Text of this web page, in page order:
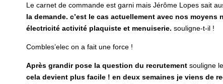
Le carnet de commande est garni mais Jérôme Lopes sait
la demande. c’est le cas actuellement avec nos
électricité activité plaquiste et menuiserie. souligne-t-il !
Combles’elec on a fait une force !
Après grandir pose la question du recrutement souligne
cela devient plus facile ! en deux semaines je viens de